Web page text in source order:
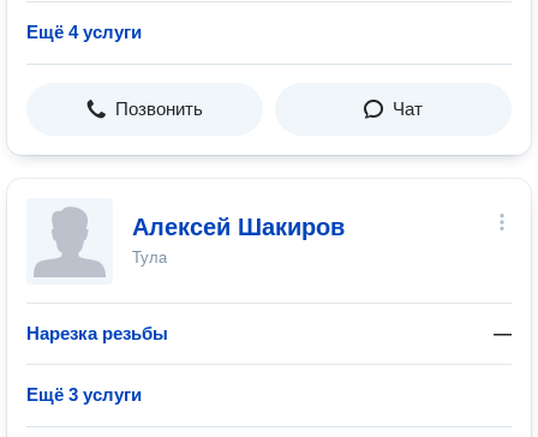
Ещё 4 услуги
Позвонить Чат
Алексей Шакиров
Тула
Нарезка резьбы —
Ещё 3 услуги